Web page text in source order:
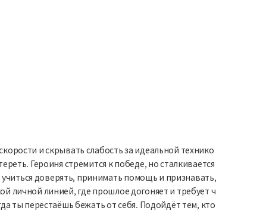
и скрывать слабость за идеальной технико
Героиня стремится к победе, но сталкивается
доверять, принимать помощь и признавать,
личной линией, где прошлое догоняет и требует ч
ты перестаёшь бежать от себя. Подойдёт тем, кто